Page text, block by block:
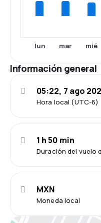
lun mar mié
Información general
Hora local (UTC-6)
05:22, 7 ago
Duración del vuelo
1 h 50 min
Moneda local
MXN